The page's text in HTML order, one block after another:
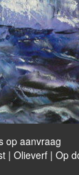
op aanvraag
| Olieverf | Op